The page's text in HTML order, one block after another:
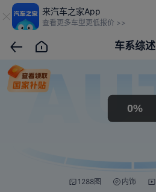
来汽车之家App
查看更多车型更低报价 >>
车系综述
1288图 内饰